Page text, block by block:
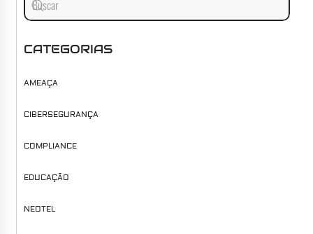
CATEGORIAS
AMEAÇA
CIBERSEGURANÇA
COMPLIANCE
EDUCAÇÃO
NEOTEL